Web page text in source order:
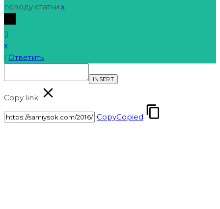
поводу статьи.x
()
x
| Ответить
INSERT
Copy link
CopyCopied